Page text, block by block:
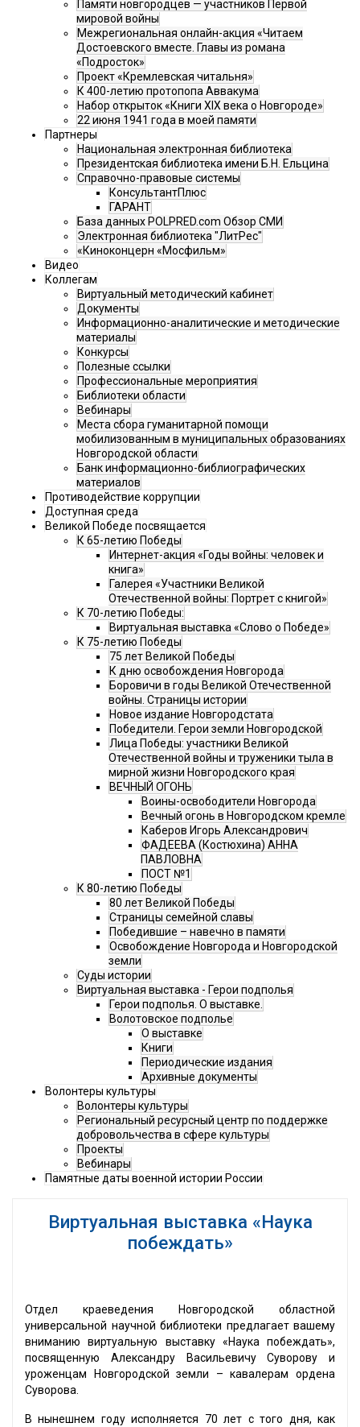
Памяти новгородцев — участников Первой
мировой войны
Межрегиональная онлайн-акция «Читаем
Достоевского вместе. Главы из романа
«Подросток»
Проект «Кремлевская читальня»
К 400-летию протопопа Аввакума
Набор открыток «Книги XIX века о Новгороде»
22 июня 1941 года в моей памяти
Партнеры
Национальная электронная библиотека
Президентская библиотека имени Б.Н. Ельцина
Справочно-правовые системы
КонсультантПлюс
ГАРАНТ
База данных POLPRED.com Обзор СМИ
Электронная библиотека "ЛитРес"
«Киноконцерн «Мосфильм»
Видео
Коллегам
Виртуальный методический кабинет
Документы
Информационно-аналитические и методические
материалы
Конкурсы
Полезные ссылки
Профессиональные мероприятия
Библиотеки области
Вебинары
Места сбора гуманитарной помощи
мобилизованным в муниципальных образованиях
Новгородской области
Банк информационно-библиографических
материалов
Противодействие коррупции
Доступная среда
Великой Победе посвящается
К 65-летию Победы
Интернет-акция «Годы войны: человек и
книга»
Галерея «Участники Великой
Отечественной войны: Портрет с книгой»
К 70-летию Победы:
Виртуальная выставка «Слово о Победе»
К 75-летию Победы
75 лет Великой Победы
К дню освобождения Новгорода
Боровичи в годы Великой Отечественной
войны. Страницы истории
Новое издание Новгородстата
Победители. Герои земли Новгородской
Лица Победы: участники Великой
Отечественной войны и труженики тыла в
мирной жизни Новгородского края
ВЕЧНЫЙ ОГОНЬ
Воины-освободители Новгорода
Вечный огонь в Новгородском кремле
Каберов Игорь Александрович
ФАДЕЕВА (Костюхина) АННА
ПАВЛОВНА
ПОСТ №1
К 80-летию Победы
80 лет Великой Победы
Страницы семейной славы
Победившие – навечно в памяти
Освобождение Новгорода и Новгородской
земли
Суды истории
Виртуальная выставка - Герои подполья
Герои подполья. О выставке.
Волотовское подполье
О выставке
Книги
Периодические издания
Архивные документы
Волонтеры культуры
Волонтеры культуры
Региональный ресурсный центр по поддержке
добровольчества в сфере культуры
Проекты
Вебинары
Памятные даты военной истории России
Виртуальная выставка «Наука
побеждать»
Отдел краеведения Новгородской областной
универсальной научной библиотеки предлагает вашему
вниманию виртуальную выставку «Наука побеждать»,
посвященную Александру Васильевичу Суворову и
уроженцам Новгородской земли – кавалерам ордена
Суворова.
В нынешнем году исполняется 70 лет с того дня, как